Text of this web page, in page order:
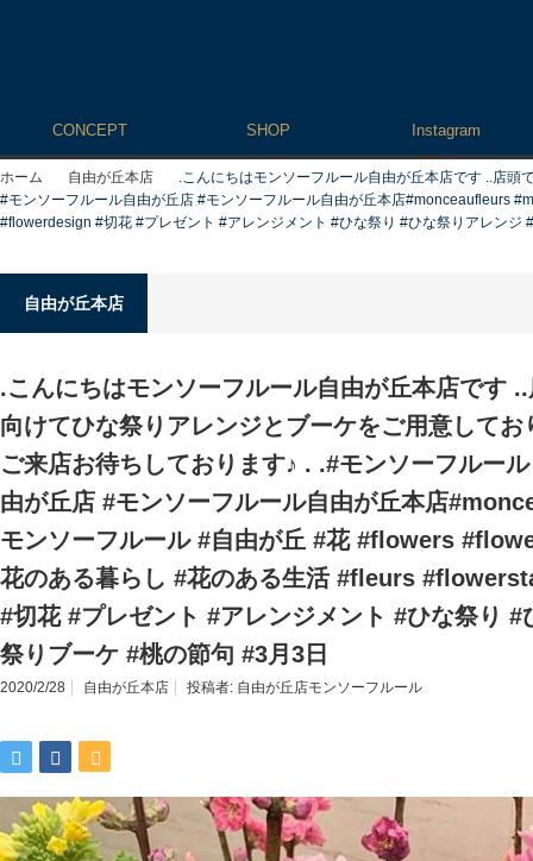
CONCEPT SHOP Instagram
ホーム 自由が丘本店
.こんにちはモンソーフルール自由が丘本店です️ ..店頭
#モンソーフルール自由が丘店 #モンソーフルール自由が丘本店#monceaufleurs
#flowerdesign #切花 #プレゼント #アレンジメント #ひな祭り #ひな祭りアレンジ
自由が丘本店
.こんにちはモンソーフルール自由が丘本店です️
向けてひな祭りアレンジとブーケをご用意して
ご来店お待ちしております♪ . .#モンソーフルー
由が丘店 #モンソーフルール自由が丘本店
モンソーフルール #自由が丘 #花 #flowers
花のある暮らし #花のある生活 #fleurs
#切花 #プレゼント #アレンジメント #ひな祭り #
祭りブーケ #桃の節句 #3月3日
2020/2/28 自由が丘本店 投稿者: 自由が丘店モンソーフルール